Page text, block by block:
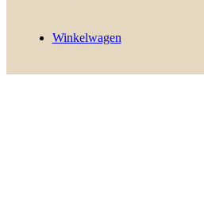
Winkelwagen